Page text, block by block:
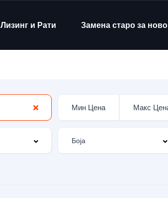
Лизинг и Рати Замена старо за ново